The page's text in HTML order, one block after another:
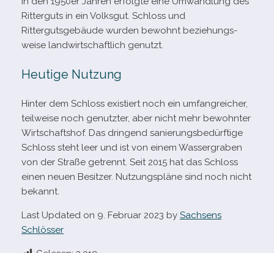
Ritterguts in ein Volksgut. Schloss und
Rittergutsgebäude wur­den bewohnt bezie­hungs­
weise land­wirt­schaft­lich genutzt.
Heutige Nutzung
Hinter dem Schloss exis­tiert noch ein umfang­rei­cher,
teil­weise noch genutz­ter, aber nicht mehr bewohn­ter
Wirtschaftshof. Das drin­gend sanie­rungs­be­dürf­tige
Schloss steht leer und ist von einem Wassergraben
von der Straße getrennt. Seit 2015 hat das Schloss
einen neuen Besitzer. Nutzungspläne sind noch nicht
bekannt.
Last Updated on 9. Februar 2023 by Sachsens
Schlösser